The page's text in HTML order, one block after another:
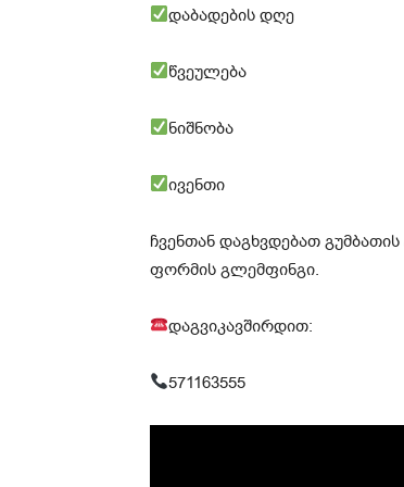
დაბადების დღე
წვეულება
ნიშნობა
ივენთი
ჩვენთან დაგხვდებათ
ფორმის გლემფინგი.
დაგვიკავშირდით:
571163555